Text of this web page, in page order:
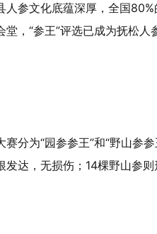
人参文化底蕴深厚，全国
堂，“参王”评选已成为抚松人
赛分为“园参参王”和“野山参
发达，无损伤；14棵野山参